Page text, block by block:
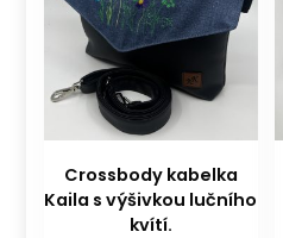
Crossbody kabelka
Kaila s výšivkou lučního
kvítí.